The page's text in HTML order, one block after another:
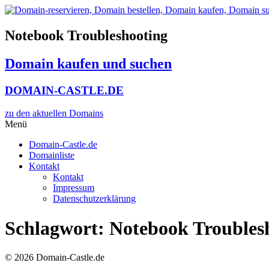
Zum
wechseln
Notebook Troubleshooting
Domain kaufen und suchen
DOMAIN-CASTLE.DE
zu den aktuellen Domains​
Menü
Domain-Castle.de
Domainliste
Kontakt
Kontakt
Impressum
Datenschutzerklärung
Schlagwort: Notebook
© 2026 Domain-Castle.de